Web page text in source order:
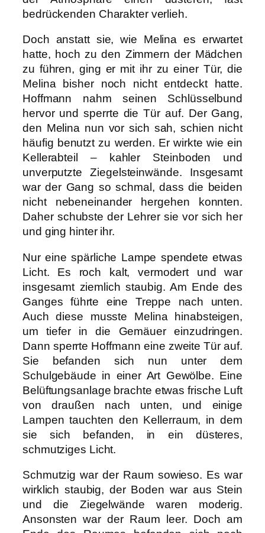
bedrückenden Charakter verlieh.
Doch anstatt sie, wie Melina es erwartet
hatte, hoch zu den Zimmern der Mädchen
zu führen, ging er mit ihr zu einer Tür, die
Melina bisher noch nicht entdeckt hatte.
Hoffmann nahm seinen Schlüsselbund
hervor und sperrte die Tür auf. Der Gang,
den Melina nun vor sich sah, schien nicht
häufig benutzt zu werden. Er wirkte wie ein
Kellerabteil – kahler Steinboden und
unverputzte Ziegelsteinwände. Insgesamt
war der Gang so schmal, dass die beiden
nicht nebeneinander hergehen konnten.
Daher schubste der Lehrer sie vor sich her
und ging hinter ihr.
Nur eine spärliche Lampe spendete etwas
Licht. Es roch kalt, vermodert und war
insgesamt ziemlich staubig. Am Ende des
Ganges führte eine Treppe nach unten.
Auch diese musste Melina hinabsteigen,
um tiefer in die Gemäuer einzudringen.
Dann sperrte Hoffmann eine zweite Tür auf.
Sie befanden sich nun unter dem
Schulgebäude in einer Art Gewölbe. Eine
Belüftungsanlage brachte etwas frische Luft
von draußen nach unten, und einige
Lampen tauchten den Kellerraum, in dem
sie sich befanden, in ein düsteres,
schmutziges Licht.
Schmutzig war der Raum sowieso. Es war
wirklich staubig, der Boden war aus Stein
und die Ziegelwände waren moderig.
Ansonsten war der Raum leer. Doch am